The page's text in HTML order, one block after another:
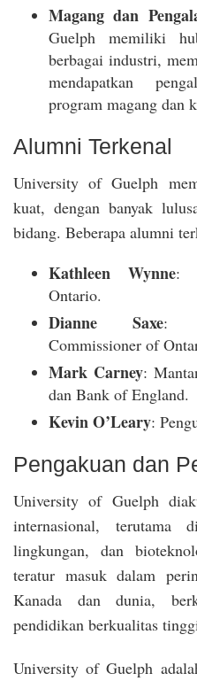
Magang dan
Guelph memiliki
berbagai industri,
mendapatkan
program magang dan
Alumni Terkenal
University of Guelph
kuat, dengan banyak
bidang. Beberapa alumni
Kathleen Wynne:
Ontario.
Dianne Saxe:
Commissioner of
Mark Carney:
dan Bank of England.
Kevin O’Leary:
Pengakuan dan
University of Guelph
internasional, terutama
lingkungan, dan
teratur masuk dalam
Kanada dan dunia,
pendidikan berkualitas
University of Guelph